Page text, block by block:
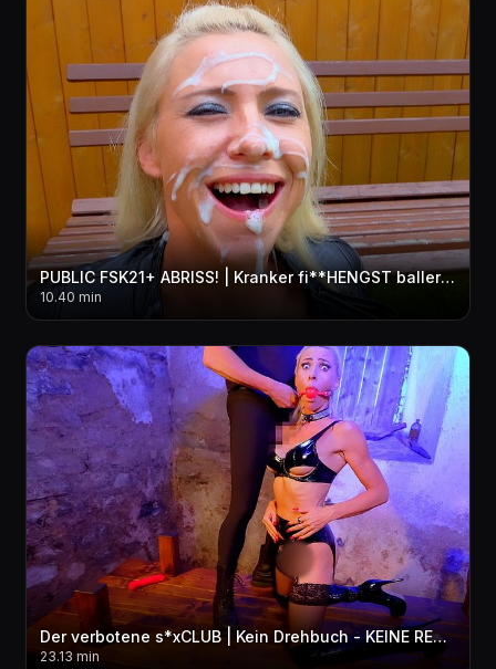
PUBLIC FSK21+ ABRISS! | Kranker fi**HENGST ballert Lederschlampe AO 3LOCH weg | FACIAL+NS!
10.40 min
Der verbotene s*xCLUB | Kein Drehbuch - KEINE REGELN! Komplett BENUTZT + ZERLEGT! MMF 3LOCH
23.13 min